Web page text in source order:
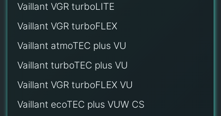
Vaillant VGR turboLITE
Vaillant VGR turboFLEX
Vaillant atmoTEC plus VU
Vaillant turboTEC plus VU
Vaillant VGR turboFLEX VU
Vaillant ecoTEC plus VUW CS